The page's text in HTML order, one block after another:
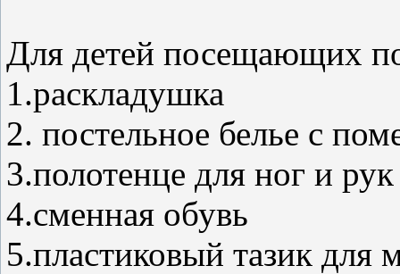
Для детей посещающих
1.раскладушка
2. постельное белье с
3.полотенце для ног и рук
4.сменная обувь
5.пластиковый тазик для